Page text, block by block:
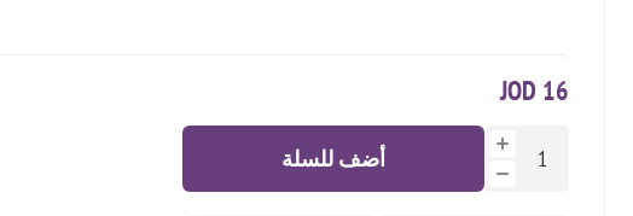
16 JOD
أضف للسلة